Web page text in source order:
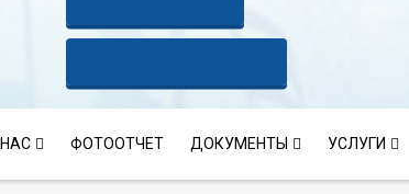
ФОТООТЧЕТ ДОКУМЕНТЫ УСЛУГИ